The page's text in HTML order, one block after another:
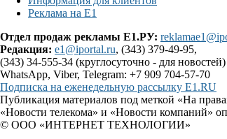
Реклама на Е1
Отдел продаж рекламы Е1.РУ:
Редакция: e1@iportal.ru, (343) 379-49-95,
(343) 34-555-34 (круглосуточно - для новостей)
WhatsApp, Viber, Telegram: +7 909 704-57-70
Подписка на еженедельную рассылку E1.RU
Публикация материалов под меткой «На
«Новости телекома» и «Новости компаний»
© ООО «ИНТЕРНЕТ ТЕХНОЛОГИИ»